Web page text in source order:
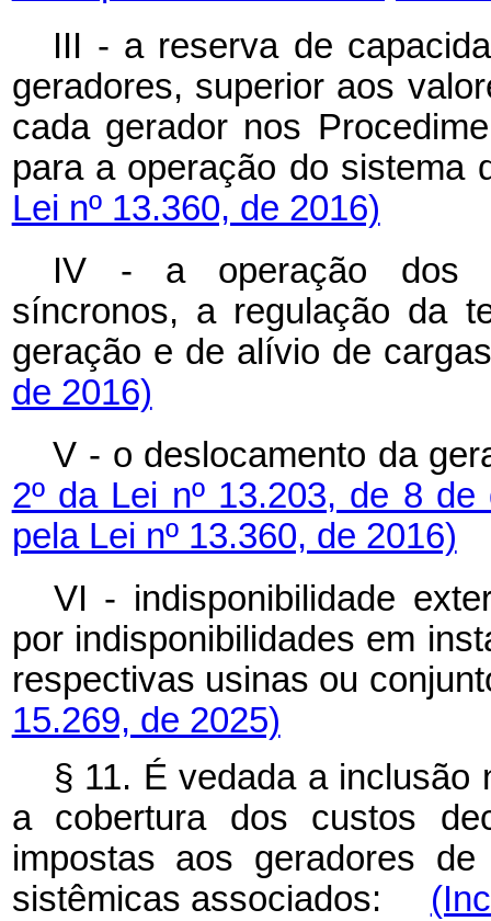
III - a reserva de
geradores, superior aos
cada gerador nos
para a operação do
Lei nº 13.360, de 2016)
IV - a operação dos
síncronos, a regulação da
geração e de alívio de
de 2016)
V - o deslocamento da
2º da Lei nº 13.203, de 8
pela Lei nº 13.360, de 2016)
VI - indisponibilidade
por indisponibilidades em
respectivas usinas ou
15.269, de 2025)
§ 11. É vedada a inclusão
a cobertura dos custos
impostas aos geradores
sistêmicas associados: